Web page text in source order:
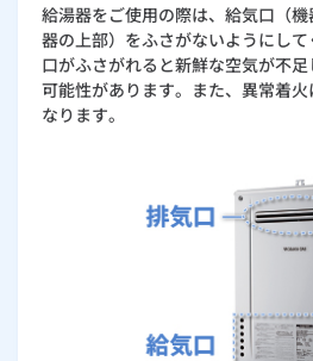
給湯器をご使用の際は、給気口（
器の上部）をふさがないようにし
口がふさがれると新鮮な空気が不
可能性があります。また、異常着
なります。